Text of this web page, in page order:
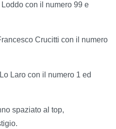
con il numero 99 e
Crucitti con il numero
Laro con il numero 1 ed
spaziato al top,